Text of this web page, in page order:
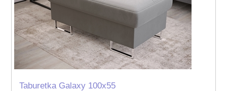
Taburetka Galaxy 100x55